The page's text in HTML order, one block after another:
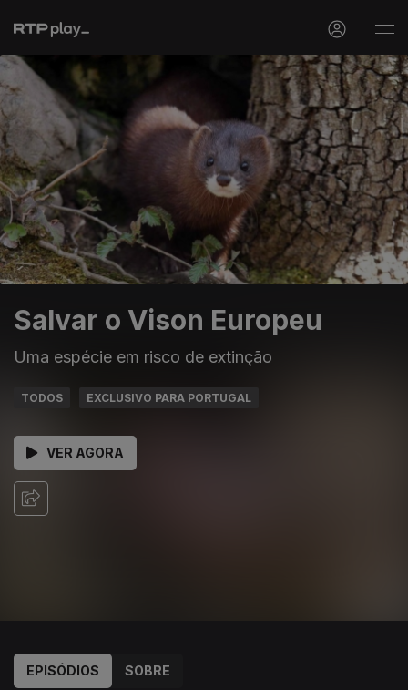
Salvar o Vison Europeu
Uma espécie em risco de extinção
TODOS EXCLUSIVO PARA PORTUGAL
VER AGORA
EPISÓDIOS SOBRE